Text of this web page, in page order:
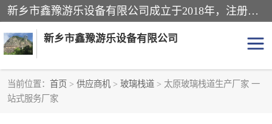
新乡市鑫豫游乐设备有限公司成立于2018年，注册地位于河南省。经营范围包括游乐设备、滑索、滑道、空中自行车、吊桥、拓展器材、攀岩器材、趣桥、悬崖秋千、网红桥、儿童乐园设备、水上乐园设备、丛林穿越设备、音乐呐喊设备、轨道滑车、栈道、玻璃滑道、观景平台、景观包装的设计、制造、销售、安装、维修，景区策划服务。
新乡市鑫豫游乐设备有限公司
当前位置： 首页 > 供应商机 > 玻璃栈道 > 太原玻璃栈道生产厂家 一
站式服务厂家
游乐设备